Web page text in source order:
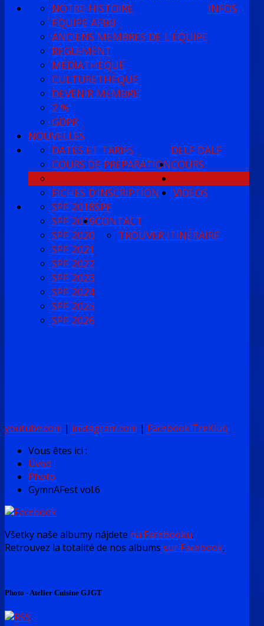
INFOS
NOTRE HISTOIRE
ÉQUIPE AFBB
ANCIENS MEMBRES DE L'ÉQUIPE
RÈGLEMENT
MÉDIATHÈQUE
CULTURETHÈQUE
DEVENIR MEMBRE
2 %
GDPR
NOUVELLES
DELF DALF
DATES ET TARIFS
COURS DE PRÉPARATIONCOURS
SLOVAK FOR FOREIGNERS
FICHES D’INSCRIPTION
VIDEOS
SPF
SPF 2018
SPF 2019
SPF 2020
SPF 2021
SPF 2022
SPF 2023
SPF 2024
SPF 2025
SPF 2026
CONTACT
TROUVER ITINÉRAIRE
youtube.com | instagram.com | Facebook TreKlub
Vous êtes ici :
Úvod
Photo
GymnAFest vol.6
Všetky naše albumy nájdete na Facebooku.
Retrouvez la totalité de nos albums sur Facebook.
Photo - Atelier Cuisine GJGT